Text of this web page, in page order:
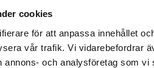
cookies
för att anpassa innehållet
vår trafik. Vi vidarebefordrar
annons- och analysföretag som